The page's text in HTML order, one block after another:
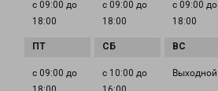
с 09:00 до
18:00
с 09:00 до
18:00
с 09:00 до
18:00
с 09:00 до
с 10:00 до
Выходной